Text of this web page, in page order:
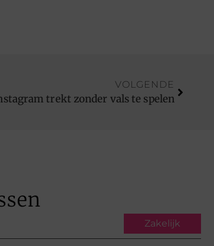
VOLGENDE
trekt zonder vals te spelen
Zakelijk